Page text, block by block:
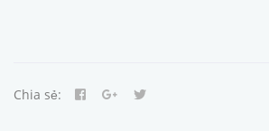
Chia sẻ: